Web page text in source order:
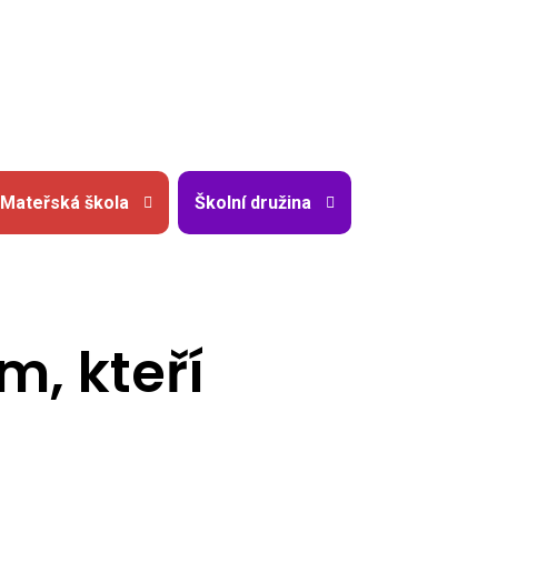
Mateřská škola Školní družina
kteří